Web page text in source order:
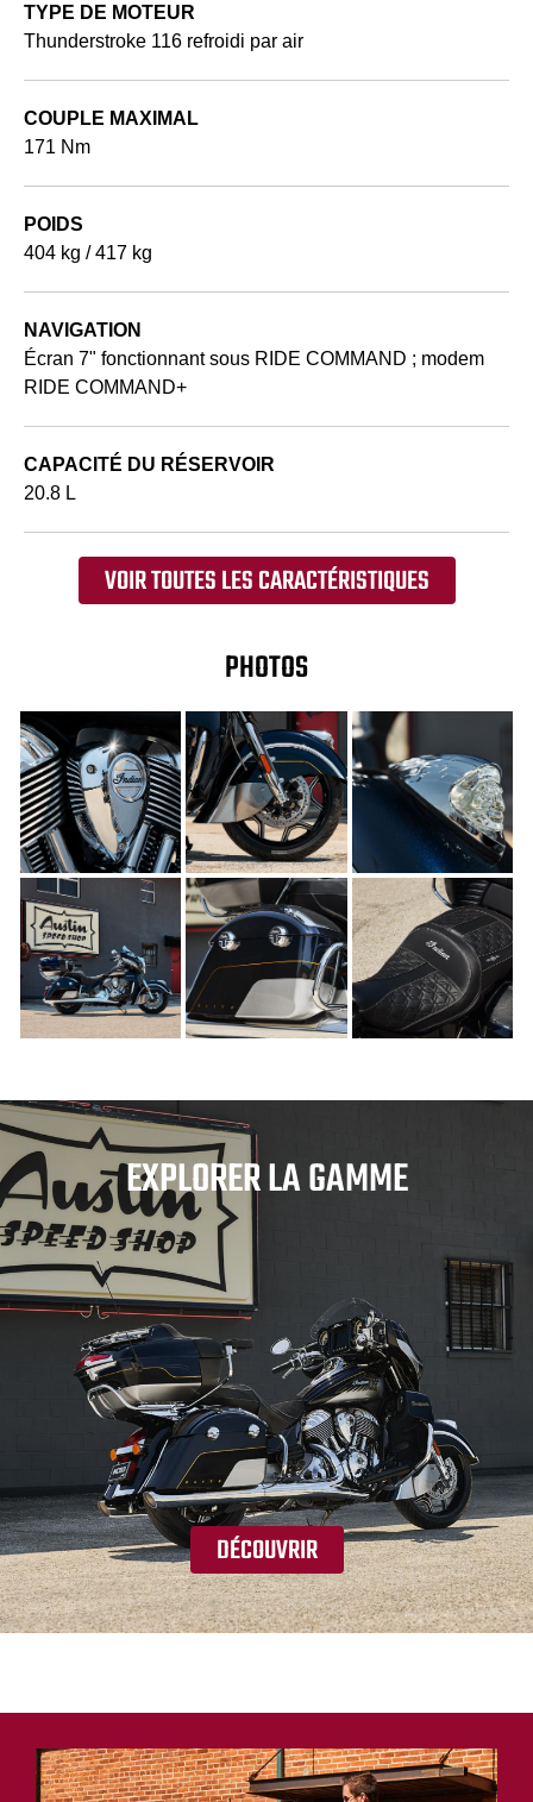
TYPE DE MOTEUR
Thunderstroke 116 refroidi par air
COUPLE MAXIMAL
171 Nm
POIDS
404 kg / 417 kg
NAVIGATION
Écran 7" fonctionnant sous RIDE COMMAND ; modem
RIDE COMMAND+
CAPACITÉ DU RÉSERVOIR
20.8 L
VOIR TOUTES LES CARACTÉRISTIQUES
PHOTOS
EXPLORER LA GAMME
DÉCOUVRIR